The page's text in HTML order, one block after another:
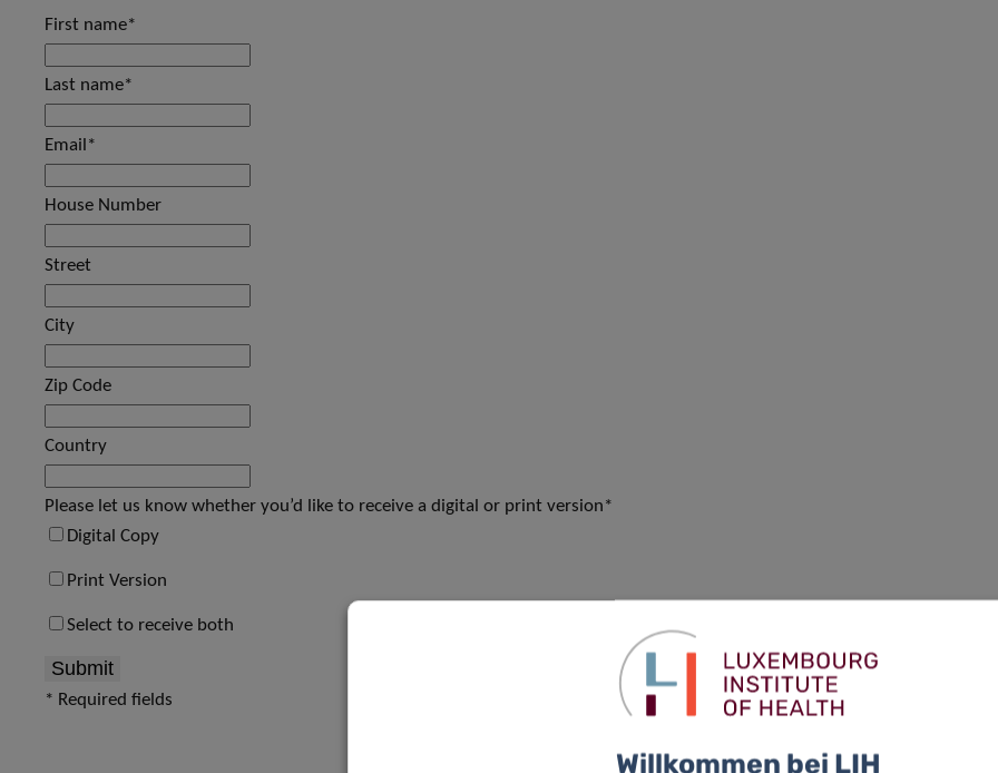
First name*
Last name*
Email *
House Number
Street
City
Zip Code
Country
Please let us know whether you’d like to receive a digital or print version*
Digital Copy
Print Version
Select to receive both
Submit
* Required fields
Willkommen bei LIH